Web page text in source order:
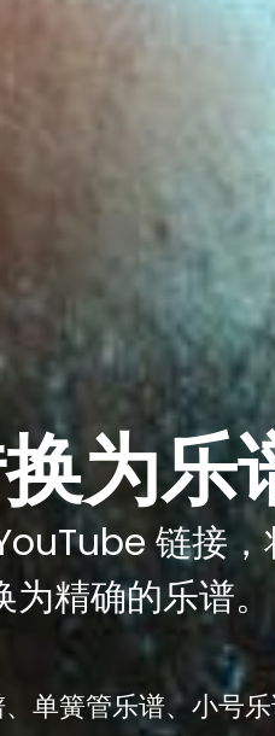
为乐
链接
精确的乐谱。
单簧管乐谱、小号